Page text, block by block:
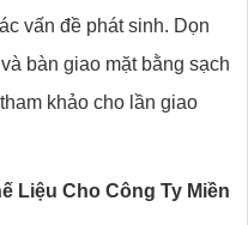
vấn đề phát sinh. Dọn
bàn giao mặt bằng sạch
khảo cho lần giao
Liệu Cho Công Ty Miền